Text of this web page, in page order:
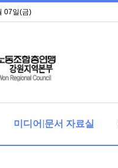
07일(금)
미디어|문서 자료실